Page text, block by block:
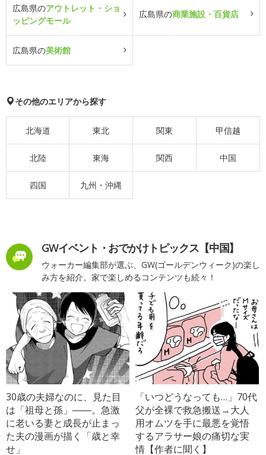
広島県のアウトレット・ショ
ッピングモール
広島県の商業施設・百貨店
広島県の美術館
その他のエリアから探す
北海道 東北 関東 甲信越
北陸 東海 関西 中国
四国 九州・沖縄
GWイベント・おでかけトピックス【中国】
ウォーカー編集部が選ぶ、GW(ゴールデンウィーク)の楽し
み方を紹介。家で楽しめるコンテンツも続々！
30歳の夫婦なのに、見た目
は「祖母と孫」――。急激
に老いる妻と成長が止まっ
た夫の漫画が描く「歳と幸
せ」
「いつどうなっても…」70代
父が全裸で救急搬送→大人
用オムツを手に最悪を覚悟
するアラサー娘の痛切な実
情【作者に聞く】